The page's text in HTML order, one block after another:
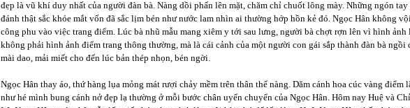
đẹp là vũ khí duy nhất của người đàn bà. Nàng dồi phấn lên mặt, chăm chỉ chuốt lông mày. Những ngón
đánh thật sắc khóe mắt vốn đã sắc lịm bén như nước lam nhìn ai thường hớp hồn kẻ đó. Ngọc Hân không
công phu vào việc trang điểm. Lúc bà nhũ mẫu mang xiêm y tới sau lưng, người bà chợt rợn lên vì hình ảnh
không phải hình ảnh điểm trang thông thường, mà là cái cảnh của một người con gái sắp thành đàn bà ngồi
mài dao, mải miết cho đến lúc bản thép nhọn, bén ngời.
Ngọc Hân thay áo, thứ hàng lụa mỏng mát rượi chảy mềm trên thân thể nàng. Dăm cánh hoa cúc vàng điểm
như hé mình bung cánh nở đẹp lạ thường ở mỗi bước chân uyển chuyển của Ngọc Hân. Hôm nay Huệ và